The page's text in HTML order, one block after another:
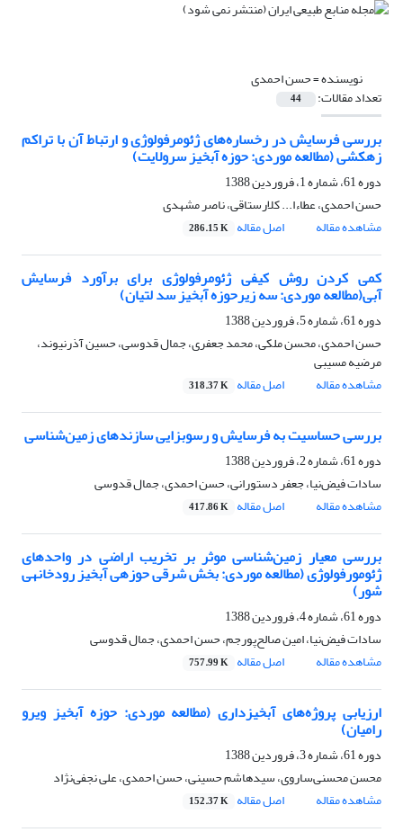
نویسنده =حسن احمدی
تعداد مقالات: 44
بررسی فرسایش در رخساره‌های ژئومرفولوژی و ارتباط آن با تراکم
زهکشی (مطالعه موردی: حوزه آبخیز سرولایت)
دوره 61، شماره 1، فروردین 1388
حسن احمدی، عطاءا... کلارستاقی، ناصر مشهدی
مشاهده مقاله
اصل مقاله 286.15 K
کمی کردن روش کیفی ژئومرفولوژی برای برآورد فرسایش
آبی(مطالعه موردی: سه زیرحوزه آبخیز سد لتیان)
دوره 61، شماره 5، فروردین 1388
حسن احمدی، محسن ملکی، محمد جعفری، جمال قدوسی، حسین آذرنیوند،
مرضیه مسیبی
مشاهده مقاله
اصل مقاله 318.37 K
بررسی حساسیت به فرسایش و رسوبزایی سازندهای زمین‌شناسی
دوره 61، شماره 2، فروردین 1388
سادات فیض‌نیا، جعفر دستورانی، حسن احمدی، جمال قدوسی
مشاهده مقاله
اصل مقاله 417.86 K
بررسی معیار زمین‌شناسی موثر بر تخریب اراضی در واحدهای
ژئومورفولوژی (مطالعه موردی: بخش شرقی حوزه‏ی آبخیز رودخانه‏ی
شور)
دوره 61، شماره 4، فروردین 1388
سادات فیض‌نیا، امین صالح‌پورجم، حسن احمدی، جمال قدوسی
مشاهده مقاله
اصل مقاله 757.99 K
ارزیابی پروژه‌های آبخیزداری (مطالعه موردی: حوزه آبخیز ویرو
رامیان)
دوره 61، شماره 3، فروردین 1388
محسن محسنی‌ساروی، سیدهاشم حسینی، حسن احمدی، علی نجفی‌نژاد
مشاهده مقاله
اصل مقاله 152.37 K